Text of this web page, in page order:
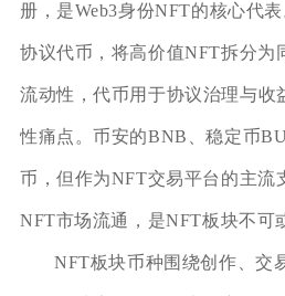
册，是Web3身份NFT的核心代
协议代币，将高价值NFT拆分为
流动性，代币用于协议治理与收
性痛点。币安的BNB、稳定币
币，但作为NFT交易平台的主流
NFT市场流通，是NFT板块不可
NFT板块币种围绕创作、交